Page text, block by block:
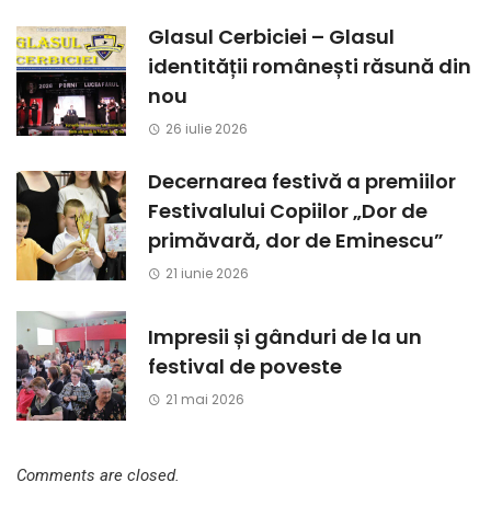
Glasul Cerbiciei – Glasul
identității românești răsună din
nou
26 iulie 2026
Decernarea festivă a premiilor
Festivalului Copiilor „Dor de
primăvară, dor de Eminescu”
21 iunie 2026
Impresii și gânduri de la un
festival de poveste
21 mai 2026
Comments are closed.